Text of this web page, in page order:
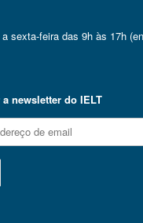
sexta-feira das 9h às 17h
newsletter do IELT